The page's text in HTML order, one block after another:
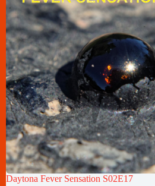
Daytona Fever Sensation S02E17